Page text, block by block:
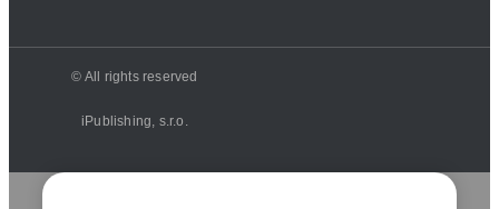
© All rights reserved
iPublishing, s.r.o.